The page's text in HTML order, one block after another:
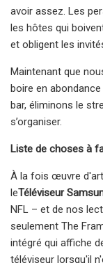
avoir assez. Les
les hôtes qui
et obligent les
Maintenant que
boire en
bar, éliminons le
s’organiser.
Liste de choses à
À la fois œuvre
leTéléviseur
NFL – et de nos
seulement The
intégré qui affiche
téléviseur lorsqu'il